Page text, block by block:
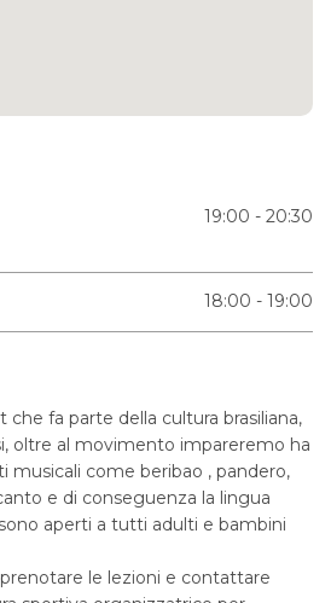
19:00 - 20:30
18:00 - 19:00
che fa parte della cultura brasiliana,
oltre al movimento impareremo ha
musicali come beribao , pandero,
e di conseguenza la lingua
aperti a tutti adulti e bambini
le lezioni e contattare